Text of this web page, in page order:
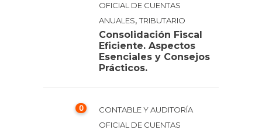
OFICIAL DE CUENTAS
ANUALES,TRIBUTARIO
Consolidación Fiscal
Eficiente. Aspectos
Esenciales y Consejos
Prácticos.
0
CONTABLE Y AUDITORÍA
OFICIAL DE CUENTAS